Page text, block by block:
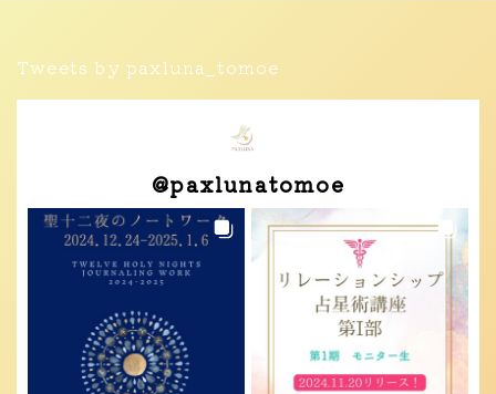
Tweets by paxluna_tomoe
@paxlunatomoe